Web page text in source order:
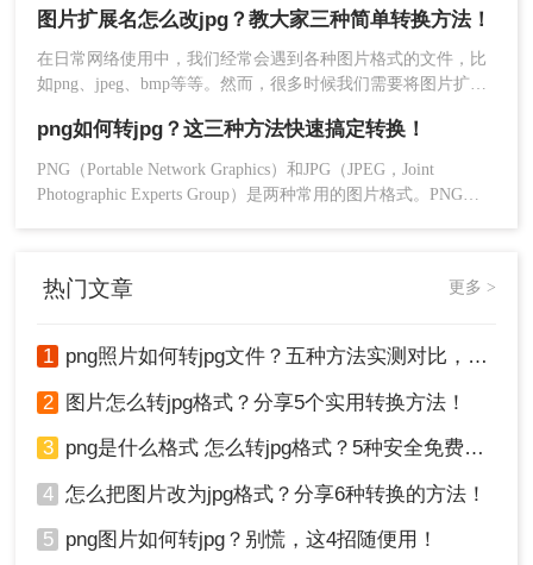
2、点击“文件”，在“另存为”中找到“JPG图片”即可转
注意事项
外丢失数据。
转换后的JPG图片可能会失去PNG格式的某些
特性，如透明度和无损压缩。因此，在转换前
请仔细考虑是否真的需要这种格式转换。
几种实现这一转换的方法。
享，因为它采用了有损压缩技术，可以在一定程度上减小文件
体积，同时保持较好的图像质量。那么png怎样转jpg格式呢？
本文将介绍三种将PNG转换为JPG格式的方法。
图片扩展名怎么改jpg？教大家三种简单转换方法！
在日常网络使用中，我们经常会遇到各种图片格式的文件，比
如png、jpeg、bmp等等。然而，很多时候我们需要将图片扩展
更加优秀。那么，图片扩展名怎么改jpg呢？本文将为您详细介
绍三种简单实用的方法，帮助您达到这一目标。
png如何转jpg？这三种方法快速搞定转换！
PNG（Portable Network Graphics）和JPG（JPEG，Joint
Photographic Experts Group）是两种常用的图片格式。PNG以
jpg呢？以下将介绍三种实用的PNG转JPG的方法。
热门文章 更多 >
1 png照片如何转jpg文件？五种方法实测对比，附各场景最优选!！
2 图片怎么转jpg格式？分享5个实用转换方法！
3 png是什么格式 怎么转jpg格式？5种安全免费转换方法全解析！
4 怎么把图片改为jpg格式？分享6种转换的方法！
5 png图片如何转jpg？别慌，这4招随便用！